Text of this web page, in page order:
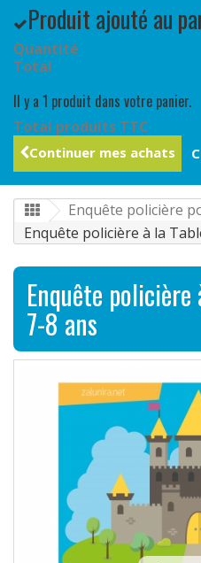
Produit ajouté au
Quantité
Total
Il y a 1 produit dans votre panier.
Total produits TTC
Continuer mes achats
Enquête policière
Enquête policière à la
Enquête policière
7-8 ans